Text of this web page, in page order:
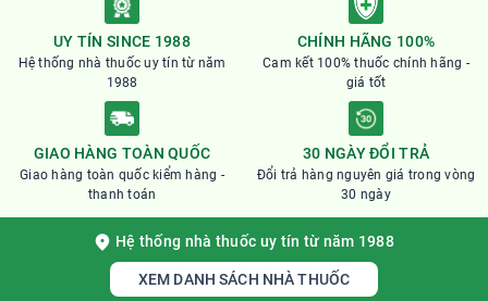
UY TÍN SINCE 1988
Hệ thống nhà thuốc uy tín từ năm
1988
CHÍNH HÃNG 100%
Cam kết 100% thuốc chính hãng -
giá tốt
GIAO HÀNG TOÀN QUỐC
Giao hàng toàn quốc kiểm hàng -
thanh toán
30 NGÀY ĐỔI TRẢ
Đổi trả hàng nguyên giá trong vòng
30 ngày
Hệ thống nhà thuốc uy tín từ năm 1988
XEM DANH SÁCH NHÀ THUỐC